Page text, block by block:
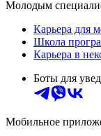
Молодым
Карьера для
Школа
Карьера в
Боты для
Мобильное